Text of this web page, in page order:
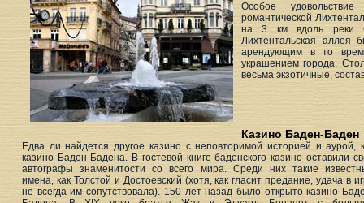
Особое
романтической
на 3 км вдоль реки
Лихтентальская аллея
арендующим в то
украшением города.
весьма экзотичные,
Казино Баден-Баден
Едва ли найдется другое казино с неповторимой историей и аурой,
казино Баден-Бадена. В гостевой книге баденского казино оставили
автографы знаменитости со всего мира. Среди них такие
имена, как Толстой и Достоевский (хотя, как гласит предание, удача в
не всегда им сопутствовала). 150 лет назад было открыто казино